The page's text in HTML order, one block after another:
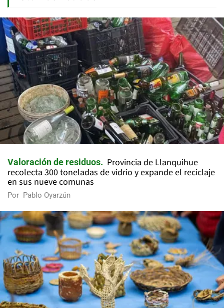
Valoración de residuos
Provincia de Llanquihue
recolecta 300 toneladas de vidrio y expande el reciclaje
en sus nueve comunas
Por Pablo Oyarzún